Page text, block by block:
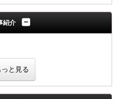
るひととき。
優待価格
ご利用無料
スパークリングワイン1杯サービス
紹介
っと見る